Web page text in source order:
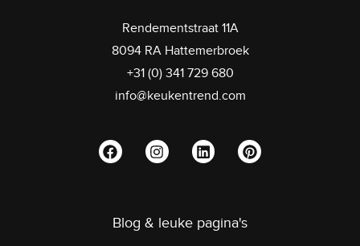
Rendementstraat 11A
8094 RA Hattemerbroek
+31 (0) 341 729 680
info@keukentrend.com
Blog & leuke pagina's